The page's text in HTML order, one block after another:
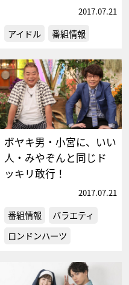
2017.07.21
アイドル 番組情報
ボヤキ男・小宮に、いい
人・みやぞんと同じド
ッキリ敢行！
2017.07.21
番組情報
バラエティ
ロンドンハーツ